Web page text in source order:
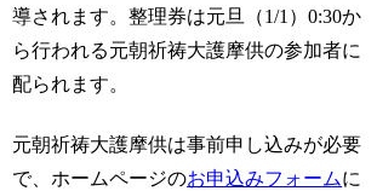
導されます。整理券は元旦（1/1）0:30か
ら行われる元朝祈祷大護摩供の参加者に
配られます。
元朝祈祷大護摩供は事前申し込みが必要
で、ホームページのお申込みフォームに